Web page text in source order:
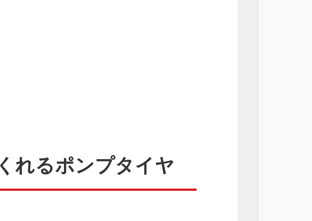
れるポンプタイヤ